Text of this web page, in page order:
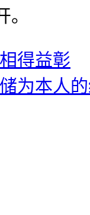
得益彰
为本人